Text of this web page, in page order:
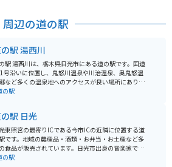
周辺の道の駅
駅 湯西川
駅 湯西川は、栃木県日光市にある道の駅です。国道
号沿いに位置し、鬼怒川温泉や川治温泉、奥鬼怒温
など多くの温泉地へのアクセスが良い場所にありま
品を販売する直売
訪れる場合、駐車場も広く、休憩に最適な場所で
特に紅葉の時期には、周辺の山々が赤や黄色に色づ
絶景を楽しむことができます。また、近くには湯西
泉街があり、日帰り温泉も楽しめます。周辺には、
川ダムや五十里湖など、自然豊かな観光スポットも
の駅
駅 日光
東照宮の最寄りICである今市ICの近隣に位置する道
です。地域の農産品・酒類・お弁当・お土産など多
食品が販売されています。日光市出身の音楽家であ
多くの演歌の名曲を生み出した船村徹さんの記念ミ
の駅